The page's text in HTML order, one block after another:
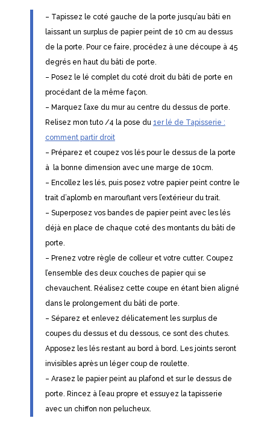
– Tapissez le coté gauche de la porte jusqu’au bâti en
laissant un surplus de papier peint de 10 cm au dessus
de la porte. Pour ce faire, procédez à une découpe à 45
degrés en haut du bâti de porte.
– Posez le lé complet du coté droit du bâti de porte en
procédant de la même façon.
– Marquez l’axe du mur au centre du dessus de porte.
Relisez mon tuto /4 la pose du 1er lé de Tapisserie :
comment partir droit
– Préparez et coupez vos lés pour le dessus de la porte
à la bonne dimension avec une marge de 10cm.
– Encollez les lés, puis posez votre papier peint contre le
trait d’aplomb en marouflant vers l’extérieur du trait.
– Superposez vos bandes de papier peint avec les lés
déjà en place de chaque coté des montants du bâti de
porte.
– Prenez votre règle de colleur et votre cutter. Coupez
l’ensemble des deux couches de papier qui se
chevauchent. Réalisez cette coupe en étant bien aligné
dans le prolongement du bâti de porte.
– Séparez et enlevez délicatement les surplus de
coupes du dessus et du dessous, ce sont des chutes.
Apposez les lés restant au bord à bord. Les joints seront
invisibles après un léger coup de roulette.
– Arasez le papier peint au plafond et sur le dessus de
porte. Rincez à l’eau propre et essuyez la tapisserie
avec un chiffon non pelucheux.